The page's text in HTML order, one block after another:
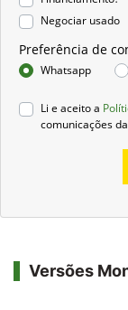
Negociar usado
Preferência de
Whatsapp
Li e aceito a
comunicações
Versões